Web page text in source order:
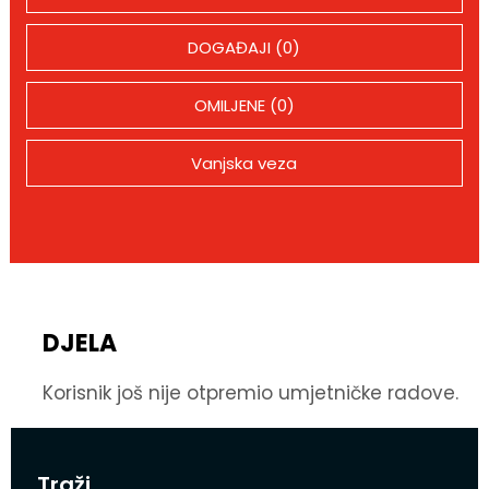
DOGAĐAJI (0)
OMILJENE (0)
Vanjska veza
DJELA
Korisnik još nije otpremio umjetničke radove.